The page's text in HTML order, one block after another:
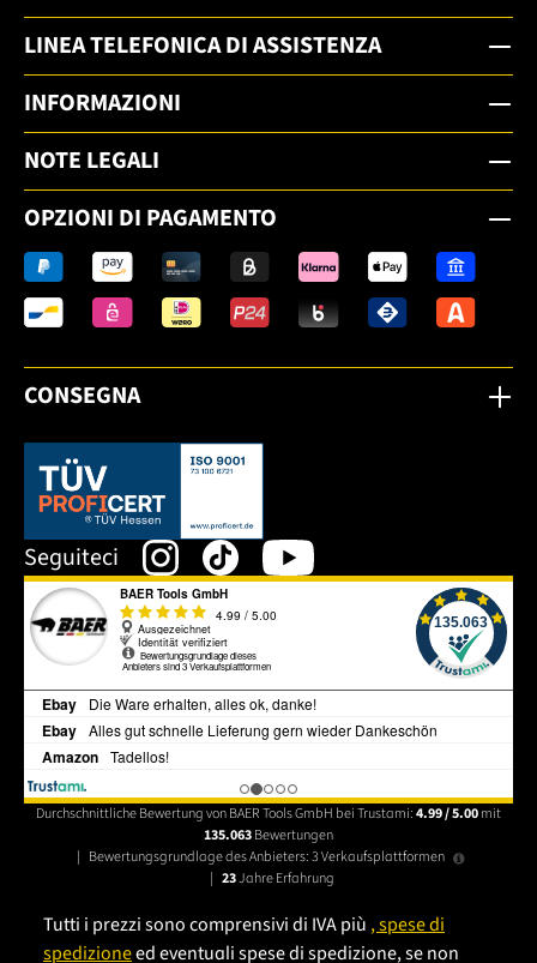
LINEA TELEFONICA DI ASSISTENZA
INFORMAZIONI
NOTE LEGALI
OPZIONI DI PAGAMENTO
CONSEGNA
Dieser Link öffnet sich in einem neuen Tab.
Seguiteci
Durchschnittliche Bewertung von BAER Tools GmbH bei Trustami:4.99 / 5.00mit
135.063Bewertungen
| Bewertungsgrundlage des Anbieters: 3 Verkaufsplattformen
| 23Jahre Erfahrung
Tutti i prezzi sono comprensivi di IVA più , spese di
spedizioneed eventuali spese di spedizione, se non